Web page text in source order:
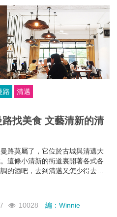
路 清邁
路找美食 文藝清新的清
路莫屬了，它位於古城與清邁大
這條小清新的街道裏開著各式各
的酒吧，去到清邁又怎少得去寧
10028 編：Winnie